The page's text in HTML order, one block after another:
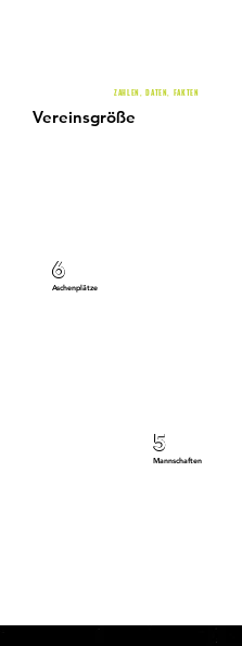
ZAHLEN, DATEN, FAKTEN
Vereinsgröße
6
Aschenplätze
5
Mannschaften